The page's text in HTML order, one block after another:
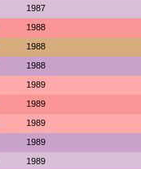
1987
1988
1988
1988
1989
1989
1989
1989
1989